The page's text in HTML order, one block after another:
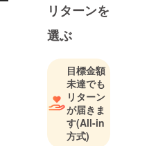
また、
＊YouTuber
などの海外
進出のサ
ポート
service
YOUTEAMの
運用
＊様々な分
リターンを
選ぶ
目標金額
未達でも
リターン
が届きま
す(All-in
方式)